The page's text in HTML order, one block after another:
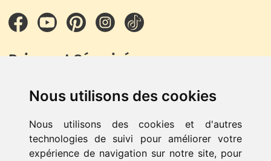
Nous utilisons des cookies
Nous utilisons des cookies et d'autres
technologies de suivi pour améliorer votre
expérience de navigation sur notre site, pour
FacebookYouTube PinterestInstagram
Paiement Sécurisé